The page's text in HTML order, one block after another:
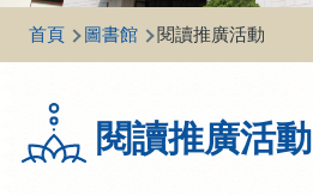
導
航
連
結
首頁 圖書館 閱讀推廣活動
閱讀推廣活動